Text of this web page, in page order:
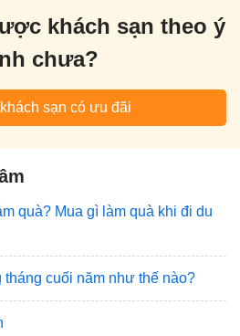
khách sạn theo ý
chưa?
sạn có ưu đãi
quà? Mua gì làm quà khi đi du
cuối năm như thế nào?